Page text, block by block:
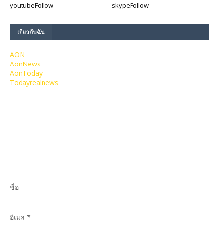
youtubeFollow skypeFollow
เกี่ยวกับฉัน
AON
AonNews
AonToday
Todayrealnews
ชื่อ
อีเมล *